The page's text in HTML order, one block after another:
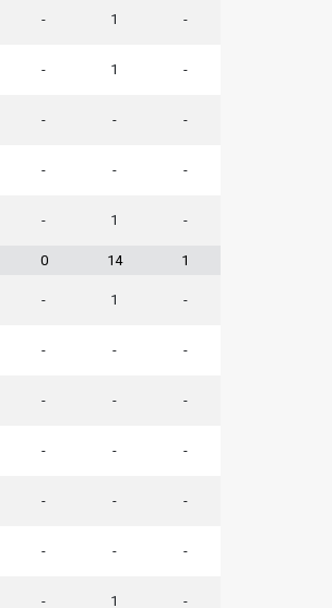
- 1 -
- 1 -
- - -
- - -
- 1 -
0 14 1
- 1 -
- - -
- - -
- - -
- - -
- - -
- 1 -